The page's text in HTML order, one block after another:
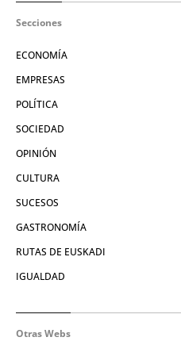
Secciones
ECONOMÍA
EMPRESAS
POLÍTICA
SOCIEDAD
OPINIÓN
CULTURA
SUCESOS
GASTRONOMÍA
RUTAS DE EUSKADI
IGUALDAD
Otras Webs